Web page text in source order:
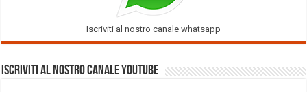
Iscriviti al nostro canale whatsapp
Iscriviti al nostro Canale Youtube